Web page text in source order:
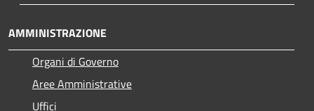
AMMINISTRAZIONE
Organi di Governo
Aree Amministrative
Uffici